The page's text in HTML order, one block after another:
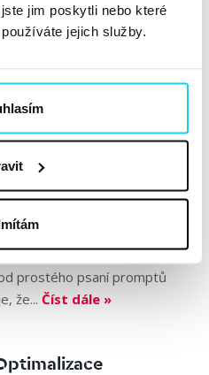
jim poskytli nebo které
jejich služby.
přinesla tvrdá data,
»
a jasnou zprávou, která
specialistu. Kdo se v
prostého psaní promptů
že... Číst dále »